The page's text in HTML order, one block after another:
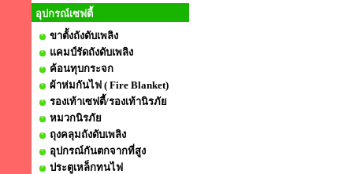
อุปกรณ์เซฟตี้
ขาตั้งถังดับเพลิง
แคมป์รัดถังดับเพลิง
ค้อนทุบกระจก
ผ้าห่มกันไฟ ( Fire Blanket)
รองเท้าเซฟตี้/รองเท้านิรภัย
หมวกนิรภัย
ถุงคลุมถังดับเพลิง
อุปกรณ์กันตกจากที่สูง
ประตูเหล็กทนไฟ